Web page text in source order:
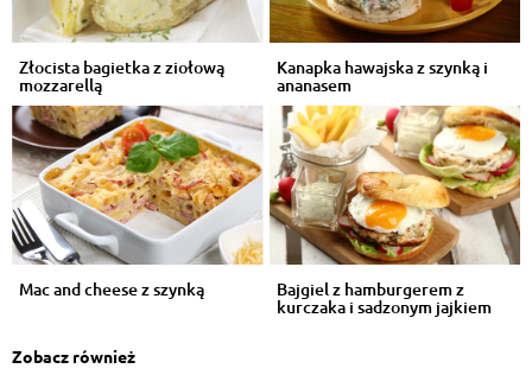
Złocista bagietka z ziołową
mozzarellą
Kanapka hawajska z szynką i
ananasem
Mac and cheese z szynką Bajgiel z hamburgerem z
kurczaka i sadzonym jajkiem
Zobacz również